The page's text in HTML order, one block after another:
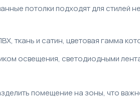
потолки подходят для стилей
ткань и сатин, цветовая гамма
освещения, светодиодными
помещение на зоны, что